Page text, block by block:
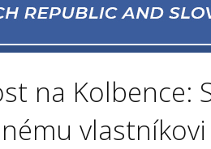
na Kolbence:
vlastníkovi